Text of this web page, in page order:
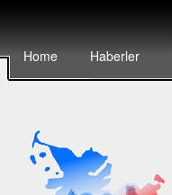
Home Haberler